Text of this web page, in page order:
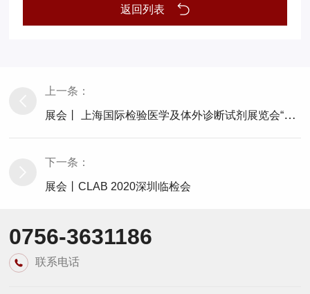
返回列表
上一条：
展会丨 上海国际检验医学及体外诊断试剂展览会“科技创新 智造检验”
下一条：
展会丨CLAB 2020深圳临检会
0756-3631186
联系电话